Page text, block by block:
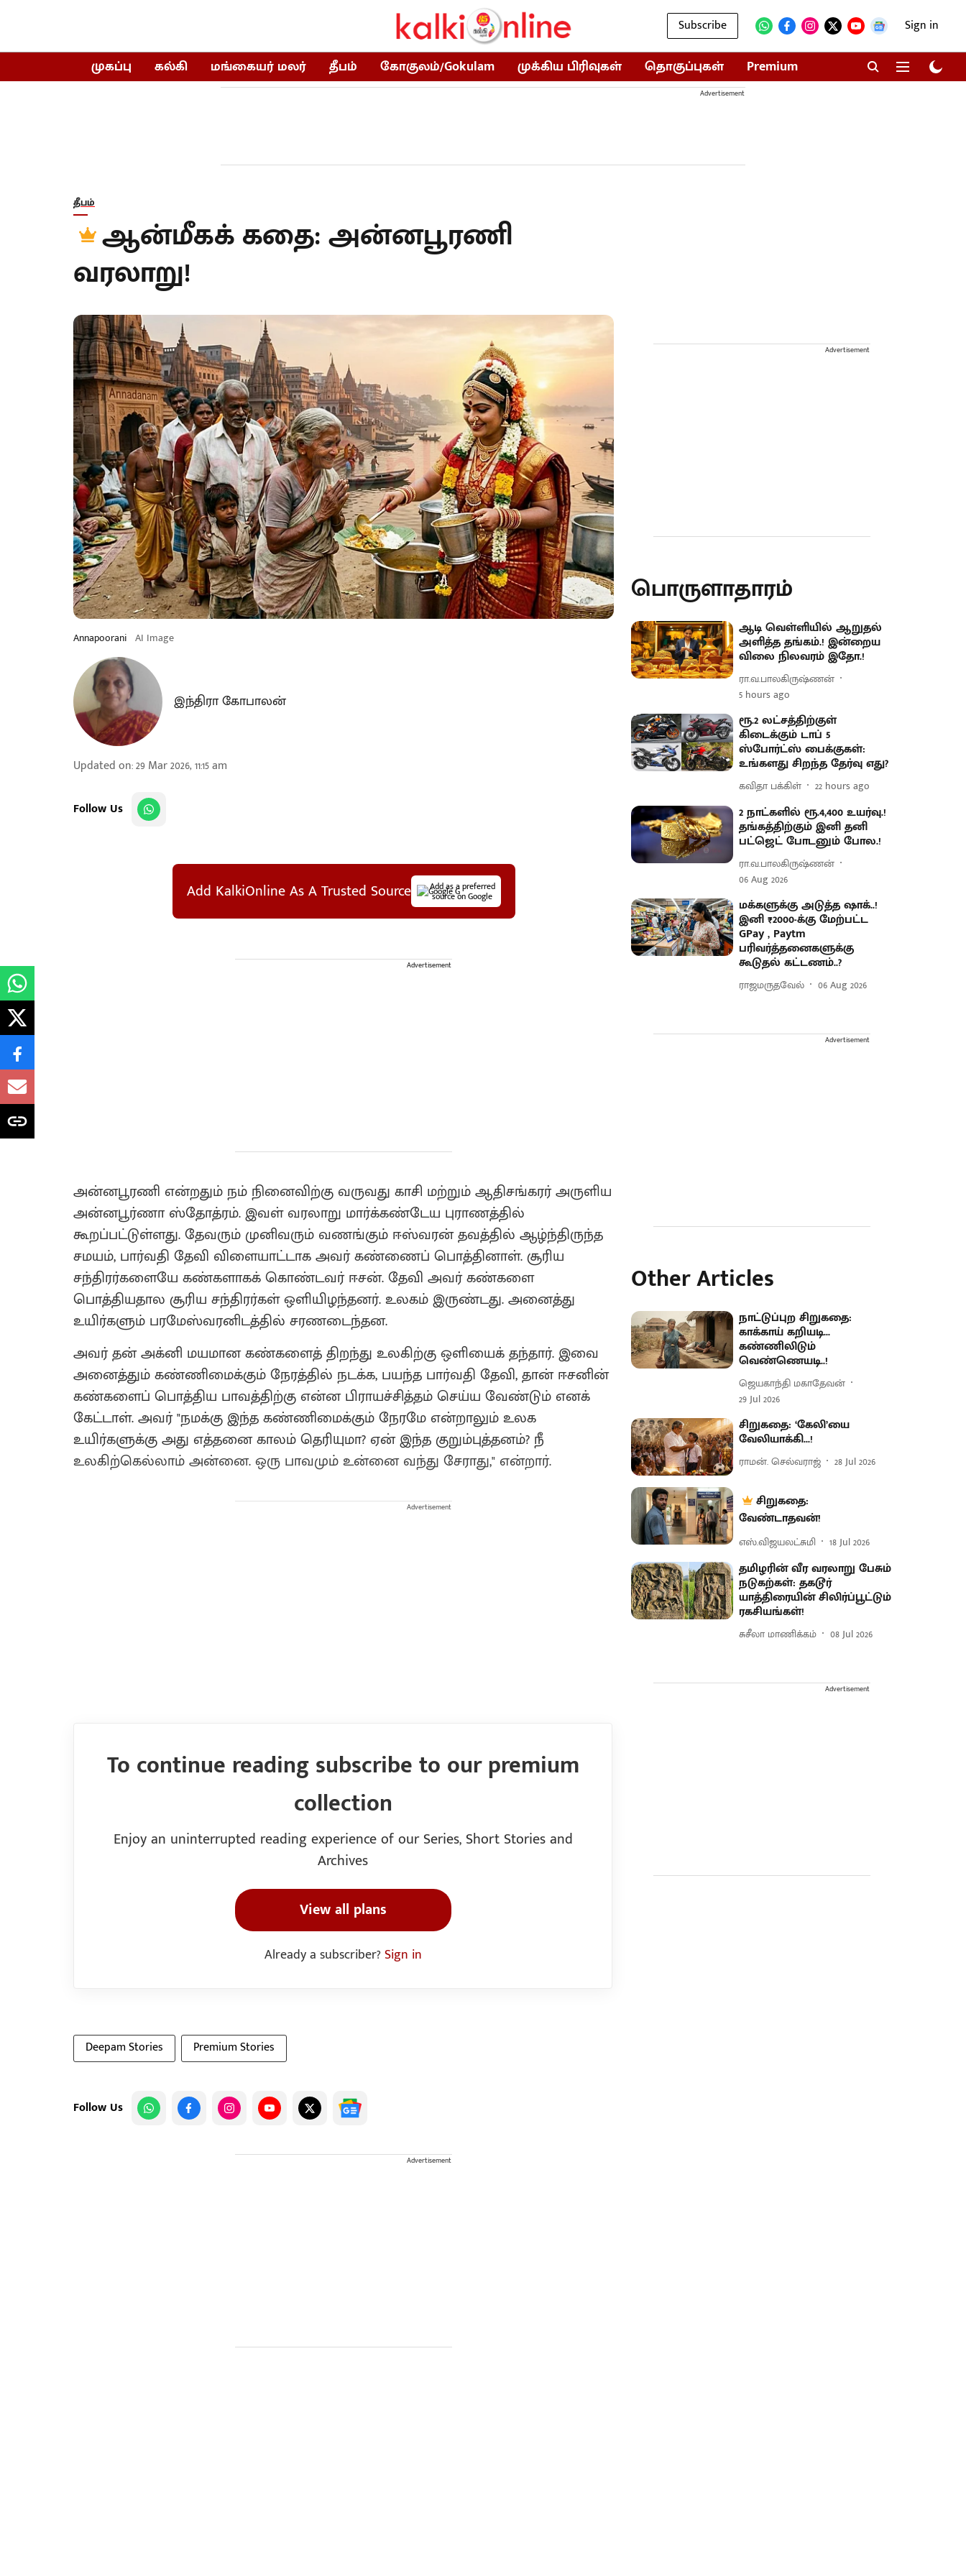
Subscribe Sign in
முகப்பு கல்கி மங்கையர் மலர் தீபம் கோகுலம்/Gokulam முக்கிய பிரிவுகள் தொகுப்புகள் Premium
Advertisement
தீபம்
ஆன்மீகக் கதை: அன்னபூரணி
வரலாறு!
Annapoorani AI Image
இந்திரா கோபாலன்
Updated on:29 Mar 2026, 11:15 am
Follow Us
Add KalkiOnline As A Trusted Source Add as a preferred
source on Google
Advertisement
அன்னபூரணி என்றதும் நம் நினைவிற்கு வருவது காசி மற்றும் ஆதிசங்கரர் அருளிய
அன்னபூர்ணா ஸ்தோத்ரம். இவள் வரலாறு மார்க்கண்டேய புராணத்தில்
கூறப்பட்டுள்ளது. தேவரும் முனிவரும் வணங்கும் ஈஸ்வரன் தவத்தில் ஆழ்ந்திருந்த
சமயம், பார்வதி தேவி விளையாட்டாக அவர் கண்ணைப் பொத்தினாள். சூரிய
சந்திரர்களையே கண்களாகக் கொண்டவர் ஈசன். தேவி அவர் கண்களை
பொத்தியதால சூரிய சந்திரர்கள் ஒளியிழந்தனர். உலகம் இருண்டது. அனைத்து
உயிர்களும் பரமேஸ்வரனிடத்தில் சரணடைந்தன.
அவர் தன் அக்னி மயமான கண்களைத் திறந்து உலகிற்கு ஒளியைக் தந்தார். இவை
அனைத்தும் கண்ணிமைக்கும் நேரத்தில் நடக்க, பயந்த பார்வதி தேவி, தான் ஈசனின்
கண்களைப் பொத்திய பாவத்திற்கு என்ன பிராயச்சித்தம் செய்ய வேண்டும் எனக்
கேட்டாள். அவர் "நமக்கு இந்த கண்ணிமைக்கும் நேரமே என்றாலும் உலக
உயிர்களுக்கு அது எத்தனை காலம் தெரியுமா? ஏன் இந்த குறும்புத்தனம்‌? நீ
உலகிற்கெல்லாம் அன்னை. ஒரு பாவமும் உன்னை வந்து சேராது," என்றார்.
Advertisement
To continue reading subscribe to our premium
collection
Enjoy an uninterrupted reading experience of our Series, Short Stories and
Archives
View all plans
Already a subscriber?Sign in
Deepam Stories Premium Stories
Follow Us
Advertisement
Advertisement
பொருளாதாரம்
ஆடி வெள்ளியில் ஆறுதல்
அளித்த தங்கம்.! இன்றைய
விலை நிலவரம் இதோ.!
ரா.வ.பாலகிருஷ்ணன்
5 hours ago
ரூ.2 லட்சத்திற்குள்
கிடைக்கும் டாப் 5
ஸ்போர்ட்ஸ் பைக்குகள்:
உங்களது சிறந்த தேர்வு எது?
கவிதா பக்கிள் 22 hours ago
2 நாட்களில் ரூ.4,400 உயர்வு.!
தங்கத்திற்கும் இனி தனி
பட்ஜெட் போடனும் போல.!
ரா.வ.பாலகிருஷ்ணன்
06 Aug 2026
மக்களுக்கு அடுத்த ஷாக்..!
இனி ₹2000-க்கு மேற்பட்ட
GPay , Paytm
பரிவர்த்தனைகளுக்கு
கூடுதல் கட்டணம்..?
ராஜமருதவேல் 06 Aug 2026
Advertisement
Other Articles
நாட்டுப்புற சிறுகதை:
காக்காய் கறியடி...
கண்ணிலிடும்
வெண்ணெயடி..!
ஜெயகாந்தி மகாதேவன்
29 Jul 2026
சிறுகதை: ‘கேலி’யை
வேலியாக்கி...!
ராமன். செல்வராஜ் 28 Jul 2026
சிறுகதை:
வேண்டாதவன்!
எஸ்.விஜயலட்சுமி 18 Jul 2026
தமிழரின் வீர வரலாறு பேசும்
நடுகற்கள்: தகடூர்
யாத்திரையின் சிலிர்ப்பூட்டும்
ரகசியங்கள்!
சுசீலா மாணிக்கம் 08 Jul 2026
Advertisement